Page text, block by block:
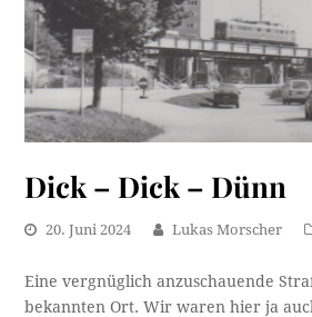
Dick – Dick – Dünn
20. Juni 2024 Lukas Morscher
Eine vergnüglich anzuschauende
bekannten Ort. Wir waren hier ja